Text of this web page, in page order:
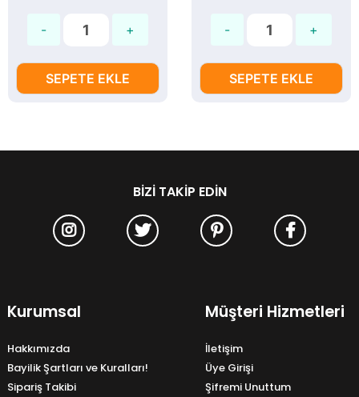
SEPETE EKLE SEPETE EKLE
BIZI TAKIP EDIN
Kurumsal
Hakkımızda
Bayilik Şartları ve Kuralları!
Sipariş Takibi
Müşteri Hizmetleri
İletişim
Üye Girişi
Şifremi Unuttum